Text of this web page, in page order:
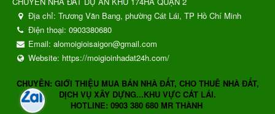
Địa chỉ: Trương Văn Bang, phường Cát Lái, TP Hồ Chí Minh
Điện thoại: 0903380680
Email: alomoigioisaigon@gmail.com
Website: https://moigioinhadat24h.com/
CHUYÊN: GIỚI THIỆU MUA BÁN NHÀ ĐẤT, CHO THUÊ NHÀ ĐẤT,
DỊCH VỤ XÂY DỰNG...KHU VỰC CÁT LÁI.
HOTLINE: 0903 380 680 MR THÀNH